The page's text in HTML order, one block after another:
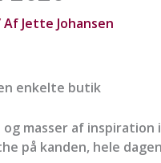
Jette Johansen
enkelte butik
masser af inspiration
på kanden, hele